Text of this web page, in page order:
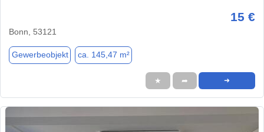
15 €
Bonn, 53121
Gewerbeobjekt ca. 145,47 m²
★ ➦ ➜